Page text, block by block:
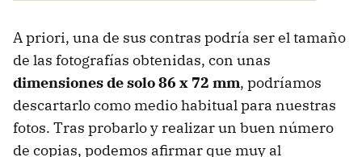
A priori, una de sus contras podría ser el tamaño
de las fotografías obtenidas, con unas
dimensiones de solo 86 x 72 mm, podríamos
descartarlo como medio habitual para nuestras
fotos. Tras probarlo y realizar un buen número
de copias, podemos afirmar que muy al